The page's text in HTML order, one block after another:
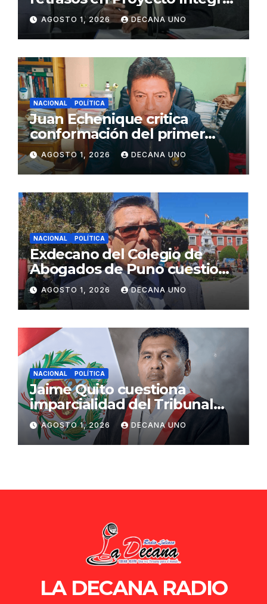
de Agua y Alcantarillado para
Juliaca
AGOSTO 1, 2026 DECANA UNO
NACIONAL POLÍTICA
Juan Echenique critica
conformación del primer
gabinete ministerial de Keiko
Fujimori
AGOSTO 1, 2026 DECANA UNO
NACIONAL POLÍTICA
Exdecano del Colegio de
Abogados de Puno cuestiona
propuestas sobre seguridad
ciudadana
AGOSTO 1, 2026 DECANA UNO
NACIONAL POLÍTICA
Jaime Quito cuestiona
imparcialidad del Tribunal
Constitucional tras liberación
de Ollanta Humala
AGOSTO 1, 2026 DECANA UNO
LA DECANA RADIO